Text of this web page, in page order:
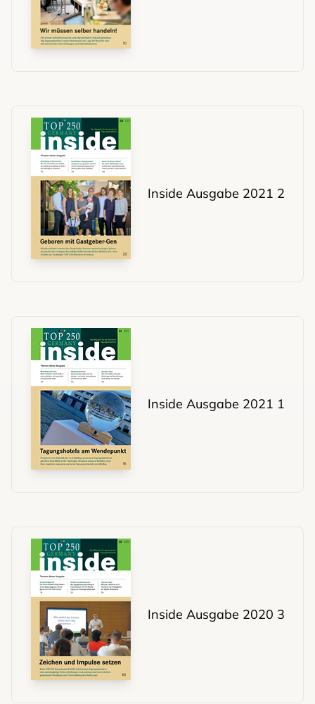
Inside Ausgabe 2021 2
Inside Ausgabe 2021 1
Inside Ausgabe 2020 3